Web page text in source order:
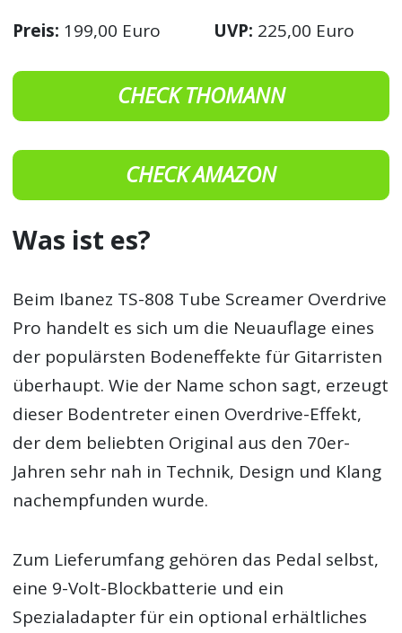
Preis: 199,00 Euro UVP: 225,00 Euro
CHECK THOMANN
CHECK AMAZON
Was ist es?
Beim Ibanez TS-808 Tube Screamer Overdrive
Pro handelt es sich um die Neuauflage eines
der populärsten Bodeneffekte für Gitarristen
überhaupt. Wie der Name schon sagt, erzeugt
dieser Bodentreter einen Overdrive-Effekt,
der dem beliebten Original aus den 70er-
Jahren sehr nah in Technik, Design und Klang
nachempfunden wurde.
Zum Lieferumfang gehören das Pedal selbst,
eine 9-Volt-Blockbatterie und ein
Spezialadapter für ein optional erhältliches